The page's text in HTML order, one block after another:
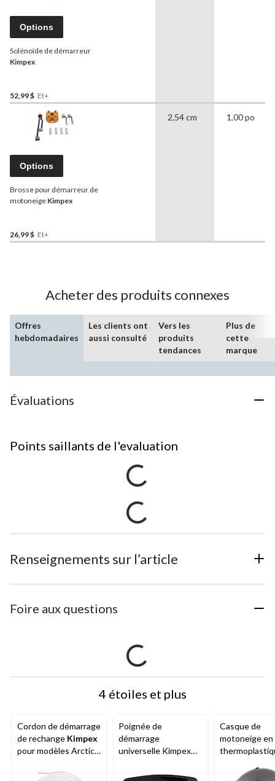
Options
Solénoïde de démarreur
Kimpex
52,99 $ Et+
Options
Brosse pour démarreur de
motoneige Kimpex
26,99 $ Et+
2,54 cm 1,00 po
Acheter des produits connexes
Offres
hebdomadaires
Les clients ont
aussi consulté
Vers les
produits
tendances
Plus de
cette
marque
Évaluations
Points saillants de l'evaluation
Renseignements sur l’article
Foire aux questions
4 étoiles et plus
Cordon de démarrage
de rechange Kimpex
pour modèles Arctic
Poignée de
démarrage
universelle Kimpex
Casque de
motoneige en
visière